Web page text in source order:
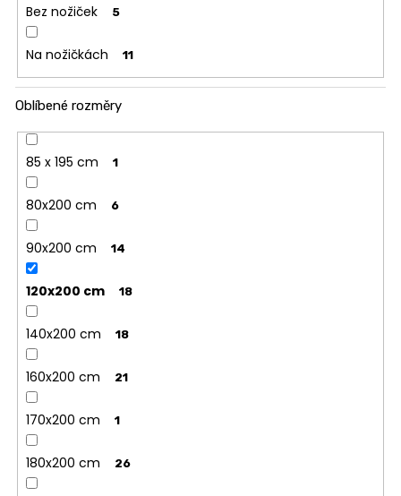
Bez nožiček 5
Na nožičkách 11
Oblíbené rozměry
85 x 195 cm 1
80x200 cm 6
90x200 cm 14
120x200 cm 18
140x200 cm 18
160x200 cm 21
170x200 cm 1
180x200 cm 26